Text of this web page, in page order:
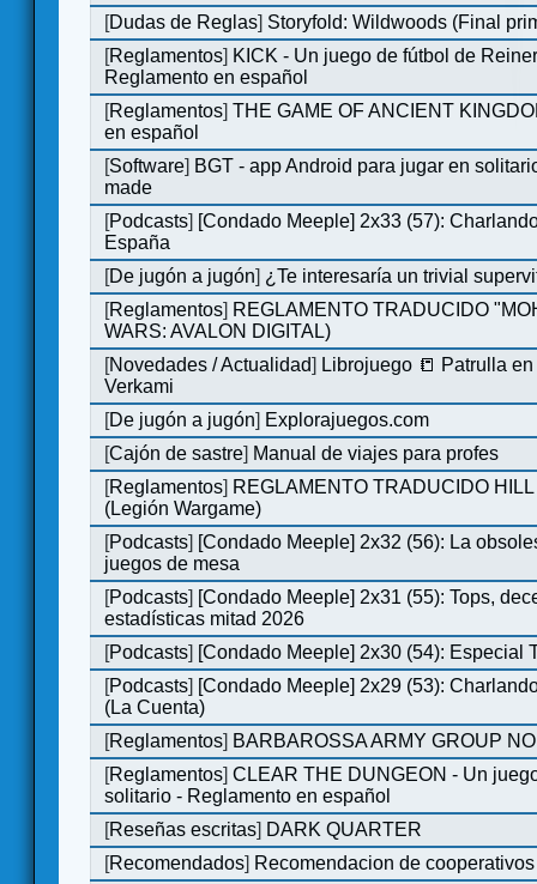
[Dudas de Reglas] Storyfold: Wildwoods (Final
[Reglamentos] KICK - Un juego de fútbol de
Reglamento en español
[Reglamentos]THE GAME OF ANCIENT
en español
[Software] BGT - app Android para jugar en
made
[Podcasts] [Condado Meeple] 2x33 (57):
España
[De jugón a jugón] ¿Te interesaría un trivial
[Reglamentos] REGLAMENTO TRADUCIDO
WARS: AVALON DIGITAL)
[Novedades / Actualidad] Librojuego 📒 Patrulla
Verkami
[De jugón a jugón] Explorajuegos.com
[Cajón de sastre] Manual de viajes para profes
[Reglamentos] REGLAMENTO TRADUCIDO
(Legión Wargame)
[Podcasts] [Condado Meeple] 2x32 (56): La
juegos de mesa
[Podcasts] [Condado Meeple] 2x31 (55): Tops,
estadísticas mitad 2026
[Podcasts] [Condado Meeple] 2x30 (54): Especial
[Podcasts] [Condado Meeple] 2x29 (53):
(La Cuenta)
[Reglamentos] BARBAROSSA ARMY GROUP
[Reglamentos]CLEAR THE DUNGEON - Un
solitario - Reglamento en español
[Reseñas escritas] DARK QUARTER
[Recomendados] Recomendacion de